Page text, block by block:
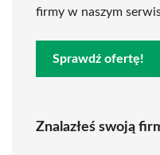
firmy w naszym
Sprawdź ofertę!
Znalazłeś swoją